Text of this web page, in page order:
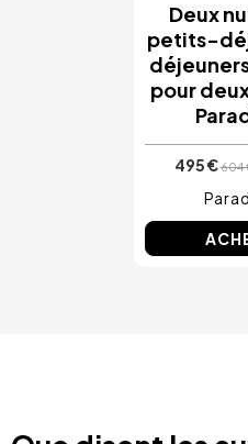
Deux
petits-
pour
495 €604